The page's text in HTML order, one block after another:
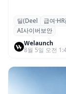
글로벌 HR
돌파…AI 보
딜(Deel 급여
AI사이버보안
Welaunch
8월 5일 오전